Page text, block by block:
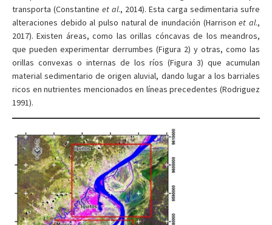
transporta (Constantine et al., 2014). Esta carga sedimentaria sufre
alteraciones debido al pulso natural de inundación (Harrisonet al.,
2017). Existen áreas, como las orillas cóncavas de los meandros,
que pueden experimentar derrumbes (Figura 2) y otras, como las
orillas convexas o internas de los ríos (Figura 3) que acumulan
material sedimentario de origen aluvial, dando lugar a los barriales
ricos en nutrientes mencionados en líneas precedentes (Rodriguez
1991).